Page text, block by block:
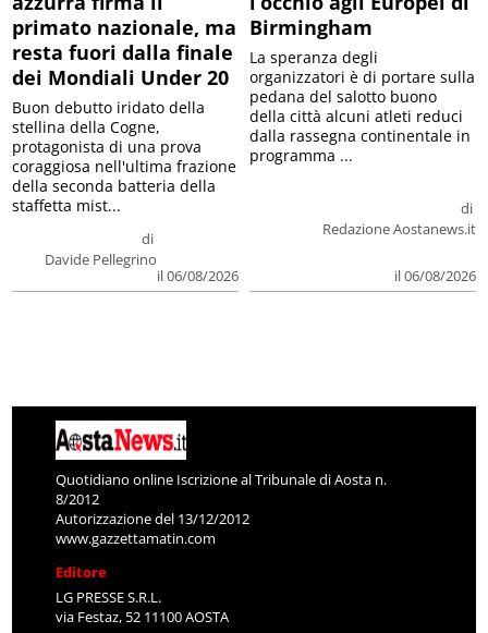
primato nazionale, ma
resta fuori dalla finale
dei Mondiali Under 20
di
Davide Pellegrino
il 06/08/2026
Buon debutto iridato della
stellina della Cogne,
protagonista di una prova
coraggiosa nell'ultima frazione
della seconda batteria della
staffetta mist...
Birmingham
di
Redazione Aostanews.it
il 06/08/2026
La speranza degli
organizzatori è di portare sulla
pedana del salotto buono
della città alcuni atleti reduci
dalla rassegna continentale in
programma ...
Quotidiano online Iscrizione al Tribunale di Aosta n.
8/2012
Autorizzazione del 13/12/2012
www.gazzettamatin.com
Editore
LG PRESSE S.R.L.
via Festaz, 52 11100 AOSTA